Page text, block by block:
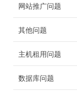
网站推广问题
其他问题
主机租用问题
数据库问题